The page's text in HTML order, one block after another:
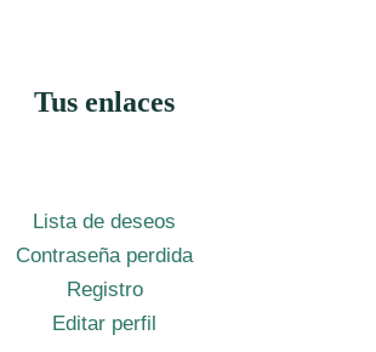
Tus enlaces
Lista de deseos
Contraseña perdida
Registro
Editar perfil